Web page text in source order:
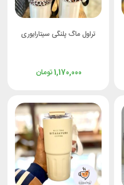
تراول ماگ پلنگی سیتارایوری
تومان1,170,000